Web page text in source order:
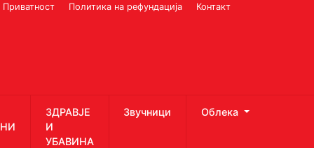
Приватност Политика на рефундација Контакт
ЗДРАВЈЕ
И
УБАВИНА
Звучници Облека